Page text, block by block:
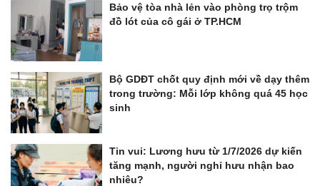
Bảo vệ tòa nhà lẻn vào phòng trọ trộm
đồ lót của cô gái ở TP.HCM
Bộ GDĐT chốt quy định mới về dạy thêm
trong trường: Mỗi lớp không quá 45 học
sinh
Tin vui: Lương hưu từ 1/7/2026 dự kiến
tăng mạnh, người nghỉ hưu nhận bao
nhiêu?